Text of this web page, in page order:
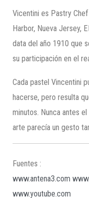
Vicentini es Pastry Chef
Harbor, Nueva Jersey,
data del año 1910 que
su participación en el
Cada pastel Vincentini
hacerse, pero resulta
minutos. Nunca antes
arte parecía un gesto
Fuentes :
www.antena3.com
www.youtube.com